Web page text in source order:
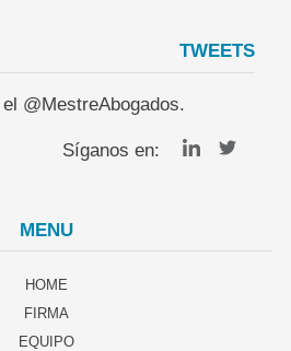
TWEETS
@MestreAbogados.
Síganos en:
MENU
HOME
FIRMA
EQUIPO